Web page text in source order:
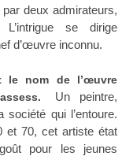
deux admirateurs,
se dirige
d’œuvre inconnu.
le nom de l’œuvre
Un peintre,
qui l’entoure.
et 70, cet artiste état
pour les jeunes